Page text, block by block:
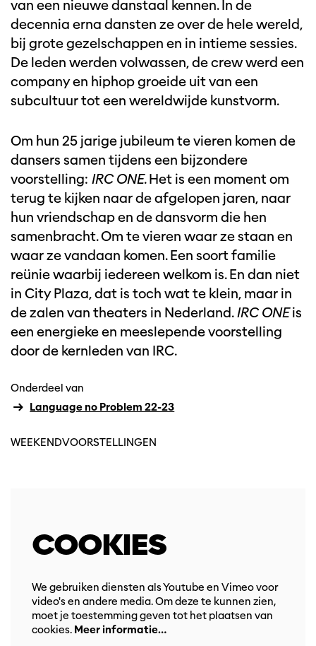
van een nieuwe danstaal kennen. In de
decennia erna dansten ze over de hele wereld,
bij grote gezelschappen en in intieme sessies.
De leden werden volwassen, de crew werd een
company en hiphop groeide uit van een
subcultuur tot een wereldwijde kunstvorm.
Om hun 25 jarige jubileum te vieren komen de
dansers samen tijdens een bijzondere
voorstelling: IRC ONE. Het is een moment om
terug te kijken naar de afgelopen jaren, naar
hun vriendschap en de dansvorm die hen
samenbracht. Om te vieren waar ze staan en
waar ze vandaan komen. Een soort familie
reünie waarbij iedereen welkom is. En dan niet
in City Plaza, dat is toch wat te klein, maar in
de zalen van theaters in Nederland.IRC ONEis
een energieke en meeslepende voorstelling
door de kernleden van IRC.
Onderdeel van
Language no Problem 22-23
WEEKENDVOORSTELLINGEN
COOKIES
We gebruiken diensten als Youtube en Vimeo voor
video's en andere media. Om deze te kunnen zien,
moet je toestemming geven tot het plaatsen van
cookies. Meer informatie…